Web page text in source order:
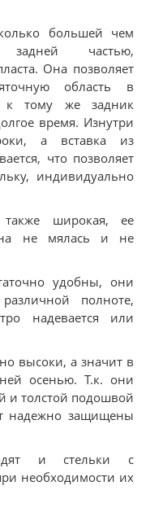
большей чем
задней частью,
Она позволяет
область в
к тому же задник
время. Изнутри
а вставка из
что позволяет
индивидуально
также широкая, ее
не мялась и не
удобны, они
полноте,
надевается или
высоки, а значит в
осенью. Т.к. они
и толстой подошвой
надежно защищены
и стельки с
необходимости их